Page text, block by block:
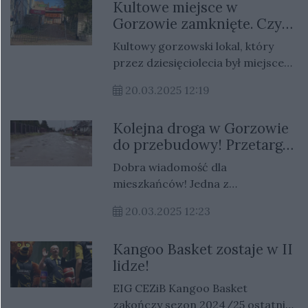
na nurtujące ich pytania. “Warto
już dzisiaj zastanowić się, czego
oczekujemy od tych wyborów. Czy
chcemy jedynie zamiany, czy
prawdziwej zmiany?” – pytał
zgromadzonych Hołownia.
Kultowe miejsce w
Gorzowie zamknięte. Czy
to koniec legendy?
Kultowy gorzowski lokal, który
przez dziesięciolecia był miejscem
pusty. Zamknięcie restauracji
mieszkańców, którzy obawiają się
o przyszłość tego wyjątkowego
miejsca.
20.03.2025 12:19
Kolejna droga w Gorzowie
do przebudowy! Przetarg
jeszcze w tym roku
Dobra wiadomość dla
mieszkańców! Jedna z
przebudowana na odcinku blisko
20.03.2025 12:23
Kangoo Basket zostaje w II
lidze!
EIG CEZiB Kangoo Basket
zakończy sezon 2024/25 ostatnim